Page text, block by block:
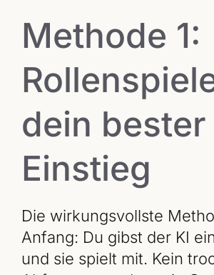
Methode 1:
dein bester
Einstieg
Die wirkungsvollste
Anfang: Du gibst der KI
und sie spielt mit. Kein